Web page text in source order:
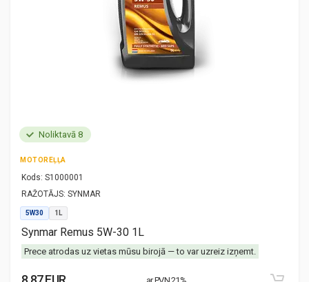
Noliktavā 8
MOTOREĻĻA
Kods: S1000001
RAŽOTĀJS: SYNMAR
5W30 1L
Synmar Remus 5W-30 1L
Prece atrodas uz vietas mūsu birojā — to var uzreiz izņemt.